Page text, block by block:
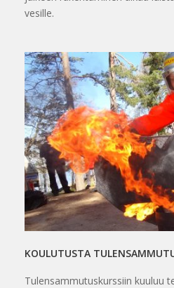
vesille.
KOULUTUSTA
Tulensammutuskurssiin kuuluu